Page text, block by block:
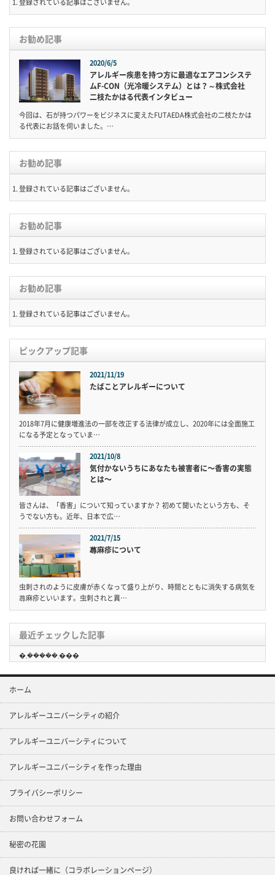
登録されている記事はございません。
お勧め記事
2020/6/5
アレルギー疾患を持つ方に最適なエアコンシステ
ムF-CON（光冷暖システム）とは？～株式会社
二枝たかはる代表インタビュー
今回は、石が持つパワーをビジネスに変えたFUTAEDA株式会社の二枝たかは
る代表にお話を伺いました。…
お勧め記事
登録されている記事はございません。
お勧め記事
登録されている記事はございません。
お勧め記事
登録されている記事はございません。
ピックアップ記事
2021/11/19
たばことアレルギーについて
2018年7月に健康増進法の一部を改正する法律が成立し、2020年には全面施工
になる予定となっていま…
2021/10/8
気付かないうちにあなたも被害者に〜香害の実態
とは〜
皆さんは、「香害」について知っていますか？ 初めて聞いたという方も、そ
うでない方も。近年、日本で広…
2021/7/15
蕁麻疹について
虫刺されのように皮膚が赤くなって盛り上がり、時間とともに消失する病気を
蕁麻疹といいます。虫刺されと異…
最近チェックした記事
�܂�����܂���
ホーム
アレルギーユニバーシティの紹介
アレルギーユニバーシティについて
アレルギーユニバーシティを作った理由
プライバシーポリシー
お問い合わせフォーム
秘密の花園
良ければ一緒に（コラボレーションページ）